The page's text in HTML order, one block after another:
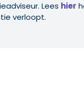
Lees hier
verloopt.